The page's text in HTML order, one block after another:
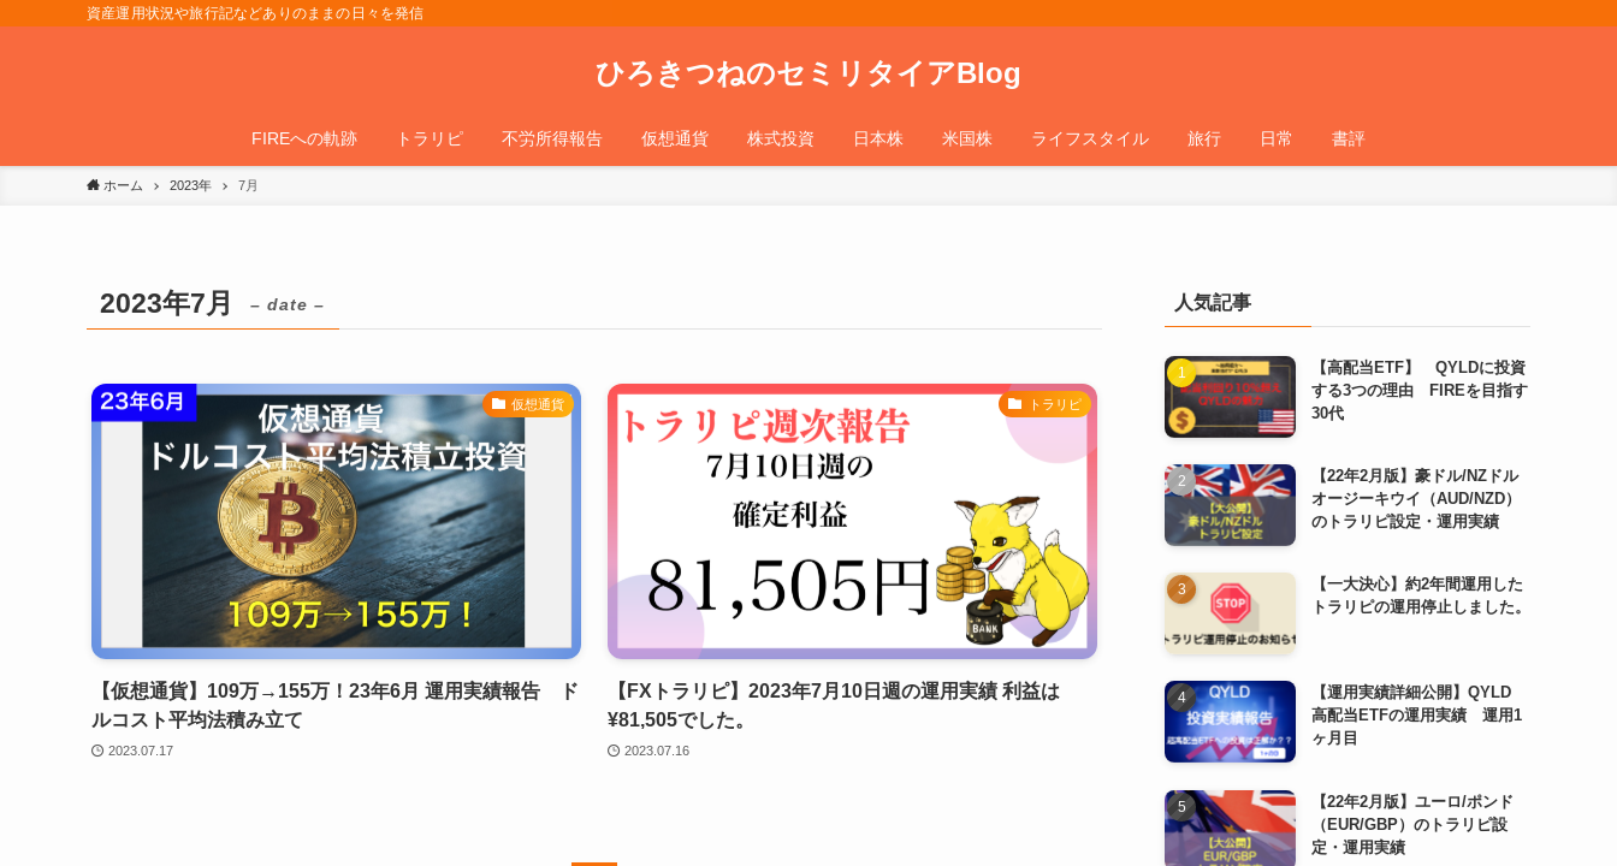
資産運用状況や旅行記などありのままの日々を発信
ひろきつねのセミリタイアBlog
FIREへの軌跡 トラリピ 不労所得報告 仮想通貨 株式投資 日本株 米国株 ライフスタイル 旅行 日常 書評
ホーム 2023年 7月
2023年7月 – date –
仮想通貨
【仮想通貨】109万→155万！23年6月 運用実績報告 ド
ルコスト平均法積み立て
2023.07.17
トラリピ
【FXトラリピ】2023年7月10日週の運用実績 利益は
¥81,505でした。
2023.07.16
人気記事
【高配当ETF】 QYLDに投資
する3つの理由 FIREを目指す
30代
【22年2月版】豪ドル/NZドル
オージーキウイ（AUD/NZD）
のトラリピ設定・運用実績
【一大決心】約2年間運用した
トラリピの運用停止しました。
【運用実績詳細公開】QYLD
高配当ETFの運用実績 運用1
ヶ月目
【22年2月版】ユーロ/ポンド
（EUR/GBP）のトラリピ設
定・運用実績